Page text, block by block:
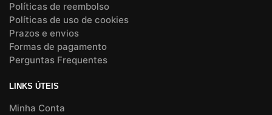
Políticas de reembolso
Políticas de uso de cookies
Prazos e envios
Formas de pagamento
Perguntas Frequentes
LINKS ÚTEIS
Minha Conta